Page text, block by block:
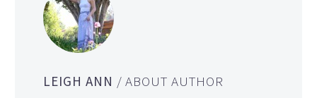
LEIGH ANN / ABOUT AUTHOR